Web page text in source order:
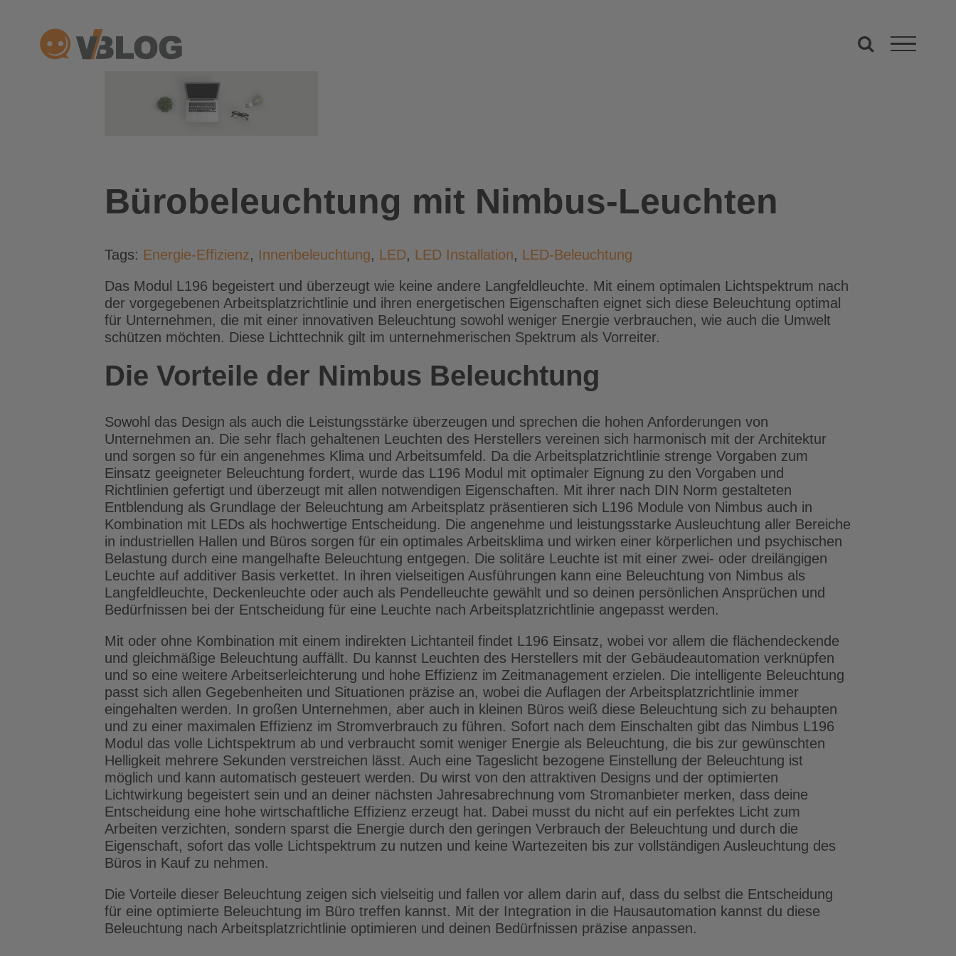
springen
Bürobeleuchtung mit Nimbus-Leuchten
Tags: Energie-Effizienz, Innenbeleuchtung, LED, LED Installation, LED-Beleuchtung
Das Modul L196 begeistert und überzeugt wie keine andere Langfeldleuchte. Mit einem optimalen Lichtspektrum nach
der vorgegebenen Arbeitsplatzrichtlinie und ihren energetischen Eigenschaften eignet sich diese Beleuchtung optimal
für Unternehmen, die mit einer innovativen Beleuchtung sowohl weniger Energie verbrauchen, wie auch die Umwelt
schützen möchten. Diese Lichttechnik gilt im unternehmerischen Spektrum als Vorreiter.
Die Vorteile der Nimbus Beleuchtung
Sowohl das Design als auch die Leistungsstärke überzeugen und sprechen die hohen Anforderungen von
Unternehmen an. Die sehr flach gehaltenen Leuchten des Herstellers vereinen sich harmonisch mit der Architektur
und sorgen so für ein angenehmes Klima und Arbeitsumfeld. Da die Arbeitsplatzrichtlinie strenge Vorgaben zum
Einsatz geeigneter Beleuchtung fordert, wurde das L196 Modul mit optimaler Eignung zu den Vorgaben und
Richtlinien gefertigt und überzeugt mit allen notwendigen Eigenschaften. Mit ihrer nach DIN Norm gestalteten
Entblendung als Grundlage der Beleuchtung am Arbeitsplatz präsentieren sich L196 Module von Nimbus auch in
Kombination mit LEDs als hochwertige Entscheidung. Die angenehme und leistungsstarke Ausleuchtung aller Bereiche
in industriellen Hallen und Büros sorgen für ein optimales Arbeitsklima und wirken einer körperlichen und psychischen
Belastung durch eine mangelhafte Beleuchtung entgegen. Die solitäre Leuchte ist mit einer zwei- oder dreilängigen
Leuchte auf additiver Basis verkettet. In ihren vielseitigen Ausführungen kann eine Beleuchtung von Nimbus als
Langfeldleuchte, Deckenleuchte oder auch als Pendelleuchte gewählt und so deinen persönlichen Ansprüchen und
Bedürfnissen bei der Entscheidung für eine Leuchte nach Arbeitsplatzrichtlinie angepasst werden.
Mit oder ohne Kombination mit einem indirekten Lichtanteil findet L196 Einsatz, wobei vor allem die flächendeckende
und gleichmäßige Beleuchtung auffällt. Du kannst Leuchten des Herstellers mit der Gebäudeautomation verknüpfen
und so eine weitere Arbeitserleichterung und hohe Effizienz im Zeitmanagement erzielen. Die intelligente Beleuchtung
passt sich allen Gegebenheiten und Situationen präzise an, wobei die Auflagen der Arbeitsplatzrichtlinie immer
eingehalten werden. In großen Unternehmen, aber auch in kleinen Büros weiß diese Beleuchtung sich zu behaupten
und zu einer maximalen Effizienz im Stromverbrauch zu führen. Sofort nach dem Einschalten gibt das Nimbus L196
Modul das volle Lichtspektrum ab und verbraucht somit weniger Energie als Beleuchtung, die bis zur gewünschten
Helligkeit mehrere Sekunden verstreichen lässt. Auch eine Tageslicht bezogene Einstellung der Beleuchtung ist
möglich und kann automatisch gesteuert werden. Du wirst von den attraktiven Designs und der optimierten
Lichtwirkung begeistert sein und an deiner nächsten Jahresabrechnung vom Stromanbieter merken, dass deine
Entscheidung eine hohe wirtschaftliche Effizienz erzeugt hat. Dabei musst du nicht auf ein perfektes Licht zum
Arbeiten verzichten, sondern sparst die Energie durch den geringen Verbrauch der Beleuchtung und durch die
Eigenschaft, sofort das volle Lichtspektrum zu nutzen und keine Wartezeiten bis zur vollständigen Ausleuchtung des
Büros in Kauf zu nehmen.
Die Vorteile dieser Beleuchtung zeigen sich vielseitig und fallen vor allem darin auf, dass du selbst die Entscheidung
für eine optimierte Beleuchtung im Büro treffen kannst. Mit der Integration in die Hausautomation kannst du diese
Beleuchtung nach Arbeitsplatzrichtlinie optimieren und deinen Bedürfnissen präzise anpassen.